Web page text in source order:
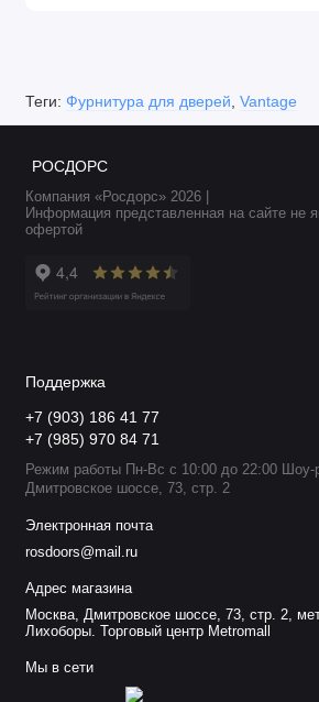
Теги: Фурнитура для дверей Vantage
РОСДОРС
Компания «Росдорс» 2026 |
Информация представленная на сайте не
офертой
Поддержка
+7 (903) 186 41 77
+7 (985) 970 84 71
Режим работы Пн-Вс с 10:00 до 22:00 Шоу-
Дмитровское шоссе, 73, стр. 2
Электронная почта
rosdoors@mail.ru
Адрес магазина
Москва, Дмитровское шоссе, 73, стр. 2,
Лихоборы. Торговый центр Metromall
Мы в сети